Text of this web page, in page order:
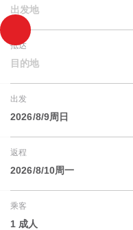
出发地
抵达
目的地
出发
2026/8/9周日
返程
2026/8/10周一
乘客
1 成人